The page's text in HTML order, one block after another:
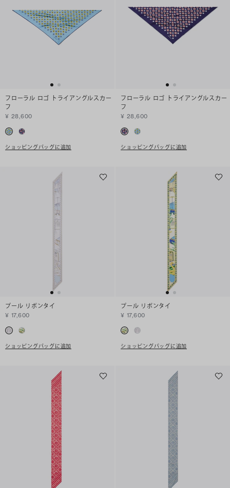
フローラル ロゴ トライアングルスカー
フ
¥ 28,600
ショッピングバッグに追加
フローラル ロゴ トライアングルスカー
フ
¥ 28,600
ショッピングバッグに追加
プール リボンタイ
¥ 17,600
ショッピングバッグに追加
プール リボンタイ
¥ 17,600
ショッピングバッグに追加